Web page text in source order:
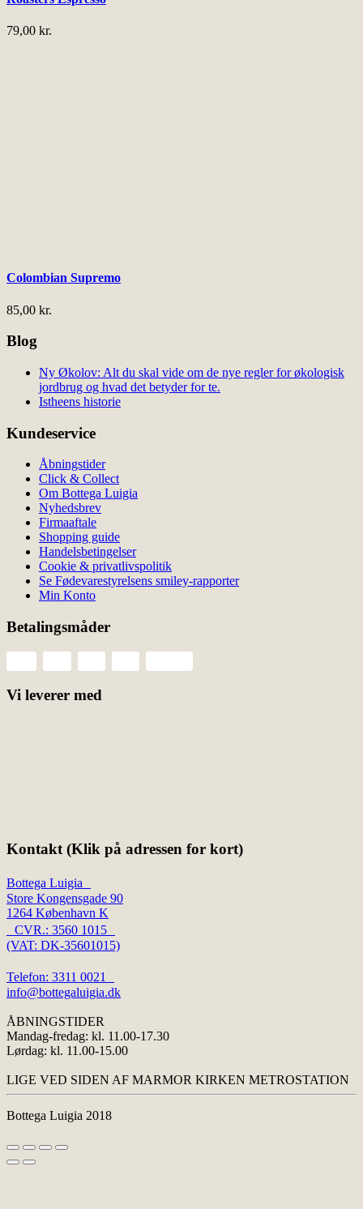
79,00 kr.
Colombian Supremo
85,00 kr.
Blog
Ny Økolov: Alt du skal vide om de nye regler for økologisk
jordbrug og hvad det betyder for te.
Istheens historie
Kundeservice
Åbningstider
Click & Collect
Om Bottega Luigia
Nyhedsbrev
Firmaaftale
Shopping guide
Handelsbetingelser
Cookie & privatlivspolitik
Se Fødevarestyrelsens smiley-rapporter
Min Konto
Betalingsmåder
Vi leverer med
Kontakt (Klik på adressen for kort)
Bottega Luigia
Store Kongensgade 90
1264 København K
CVR.: 3560 1015
(VAT: DK-35601015)
Telefon: 3311 0021
info@bottegaluigia.dk
ÅBNINGSTIDER
Mandag-fredag: kl. 11.00-17.30
Lørdag: kl. 11.00-15.00
LIGE VED SIDEN AF MARMOR KIRKEN METROSTATION
Bottega Luigia 2018